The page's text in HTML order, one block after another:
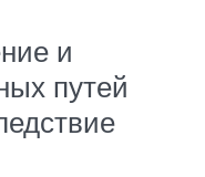
и
путей